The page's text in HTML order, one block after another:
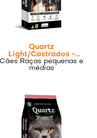
Quartz
Light/Castrados -
Raças pequenas e
médias
Cães Raças pequenas e
médias